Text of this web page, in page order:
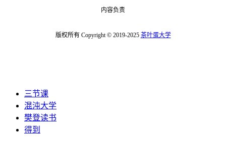
内容负责
版权所有 Copyright © 2019-2025 茶叶蛋大学
三节课
混沌大学
樊登读书
得到